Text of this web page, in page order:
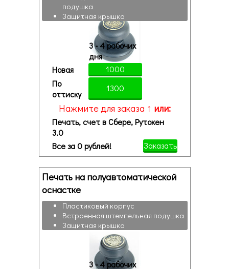
подушка
Защитная крышка
3 - 4 рабочих
дня
Новая
1000
По
оттиску
1300
Нажмите для заказа ↑ или:
Печать, счет в Сбере, Рутокен
3.0
Все за 0 рублей!
Заказать
Печать на полуавтоматической
оснастке
Пластиковый корпус
Встроенная штемпельная подушка
Защитная крышка
3 - 4 рабочих